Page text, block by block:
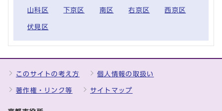
山科区 下京区 南区 右京区 西京区
伏見区
このサイトの考え方 個人情報の取扱い
著作権・リンク等 サイトマップ